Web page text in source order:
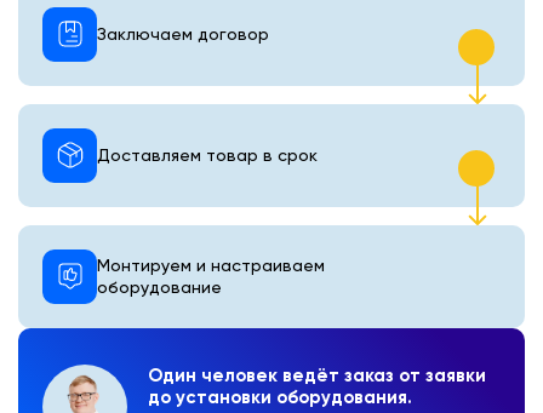
Один человек ведёт заказ от заявки
до установки оборудования.
Монтируем и настраиваем
оборудование
Доставляем товар в срок
Заключаем договор